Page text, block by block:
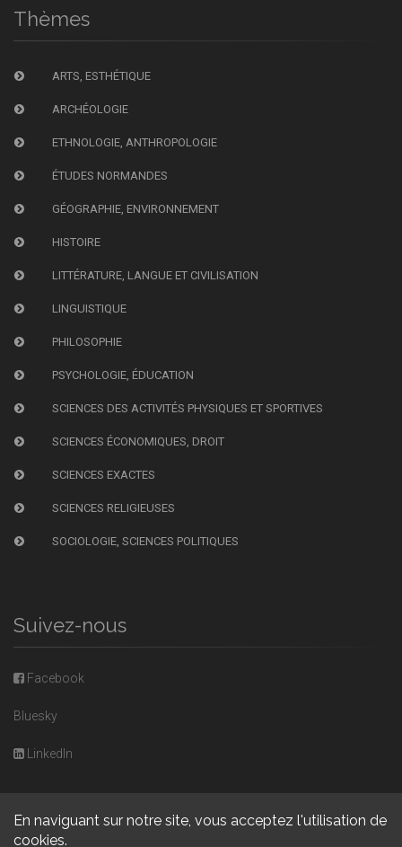
En naviguant sur notre site, vous acceptez l'utilisation de
cookies.
Thèmes
ARTS, ESTHÉTIQUE
ARCHÉOLOGIE
ETHNOLOGIE, ANTHROPOLOGIE
ÉTUDES NORMANDES
GÉOGRAPHIE, ENVIRONNEMENT
HISTOIRE
LITTÉRATURE, LANGUE ET CIVILISATION
LINGUISTIQUE
PHILOSOPHIE
PSYCHOLOGIE, ÉDUCATION
SCIENCES DES ACTIVITÉS PHYSIQUES ET SPORTIVES
SCIENCES ÉCONOMIQUES, DROIT
SCIENCES EXACTES
SCIENCES RELIGIEUSES
SOCIOLOGIE, SCIENCES POLITIQUES
Suivez-nous
Facebook
Bluesky
LinkedIn